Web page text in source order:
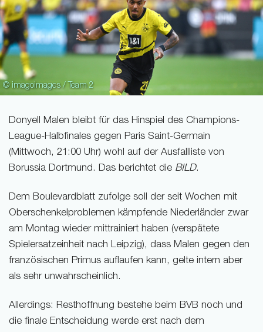
© imagoimages / Team 2
Donyell Malen bleibt für das Hinspiel des Champions-
League-Halbfinales gegen Paris Saint-Germain
(Mittwoch, 21:00 Uhr) wohl auf der Ausfallliste von
Borussia Dortmund. Das berichtet die BILD.
Dem Boulevardblatt zufolge soll der seit Wochen mit
Oberschenkelproblemen kämpfende Niederländer zwar
am Montag wieder mittrainiert haben (verspätete
Spielersatzeinheit nach Leipzig), dass Malen gegen den
französischen Primus auflaufen kann, gelte intern aber
als sehr unwahrscheinlich.
Allerdings: Resthoffnung bestehe beim BVB noch und
die finale Entscheidung werde erst nach dem